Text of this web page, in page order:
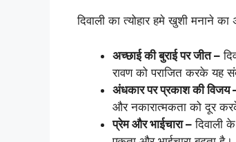
दिवाली का त्योहार हमे खुशी मनाने
अच्छाई की बुराई पर जीत –
रावण को पराजित करके यह
अंधकार पर प्रकाश की विजय
और नकारात्मकता को दूर
प्रेम और भाईचारा – दिवाली